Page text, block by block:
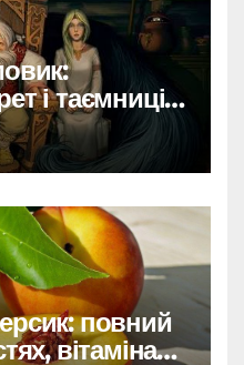
і таємниці
повний
вітамінах і